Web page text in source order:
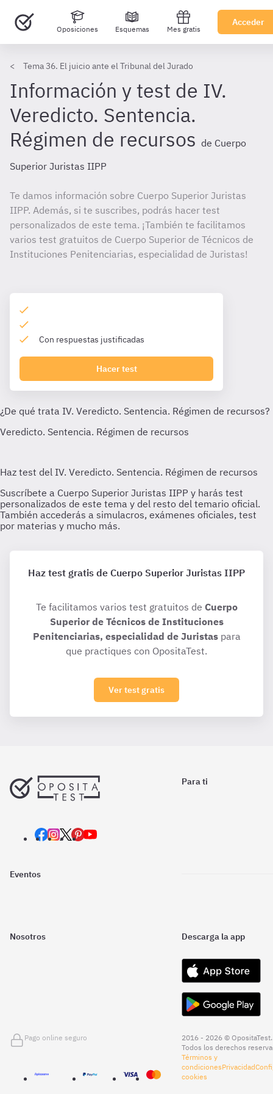
Oposiciones Esquemas Mes gratis
Acceder
Tema 36. El juicio ante el Tribunal del Jurado
Información y test de IV.
Veredicto. Sentencia.
Régimen de recursos de Cuerpo
Superior Juristas IIPP
Te damos información sobre Cuerpo Superior Juristas
IIPP. Además, si te suscribes, podrás hacer test
personalizados de este tema. ¡También te facilitamos
varios test gratuitos de Cuerpo Superior de Técnicos de
Instituciones Penitenciarias, especialidad de Juristas!
Con respuestas justificadas
Hacer test
Haz test gratis de Cuerpo Superior Juristas IIPP
Te facilitamos varios test gratuitos de Cuerpo
Superior de Técnicos de Instituciones
Penitenciarias, especialidad de Juristaspara
que practiques con OpositaTest.
Ver test gratis
Para ti
Eventos
Nosotros Descarga la app
Pago online seguro
2016 - 2026 © OpositaTest.
Todos los derechos
Términos y
condicionesPrivacidad
cookies